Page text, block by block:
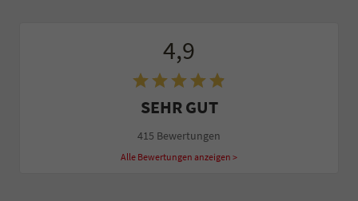
4,9
SEHR GUT
415 Bewertungen
Alle Bewertungen anzeigen >